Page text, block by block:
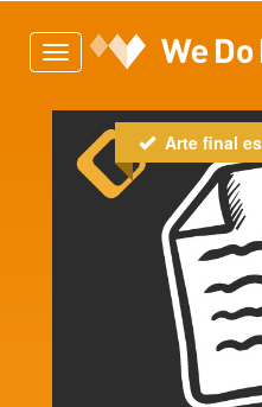
Toggle
navigation
Arte final